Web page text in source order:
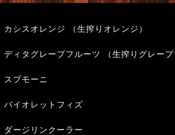
カシスオレンジ （生搾りオレンジ）
ディタグレープフルーツ （生搾りグレープ
スプモーニ
バイオレットフィズ
ダージリンクーラー